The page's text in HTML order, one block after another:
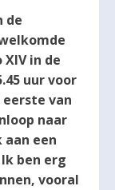
de
in de
uur voor
eerste van
naar
aan een
ben erg
vooral